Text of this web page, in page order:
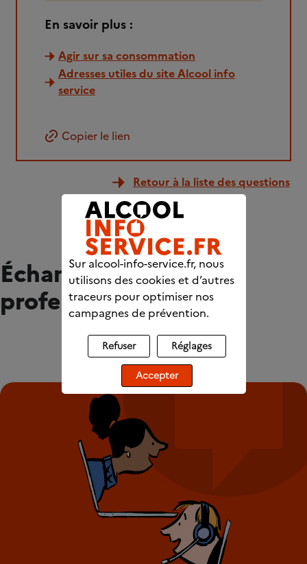
En savoir plus :
Agir sur sa consommation
Adresses utiles du site Alcool info
service
Copier le lien
Retour à la liste des questions
Échangez avec des
professionnels
Sur alcool-info-service.fr, nous
utilisons des cookies et d’autres
traceurs pour optimiser nos
campagnes de prévention.
Refuser Réglages
Accepter